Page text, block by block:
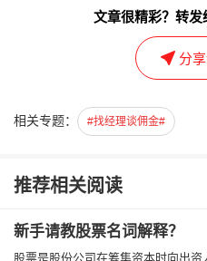
文章很精彩？转
分
相关专题： #找经理谈佣金#
推荐相关阅读
新手请教股票名词解释？
股票是股份公司在筹集资本时向出